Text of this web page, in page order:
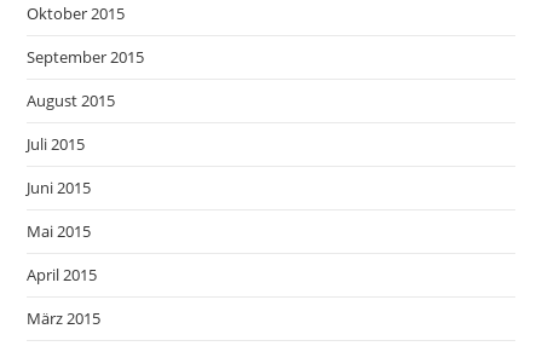
Oktober 2015
September 2015
August 2015
Juli 2015
Juni 2015
Mai 2015
April 2015
März 2015